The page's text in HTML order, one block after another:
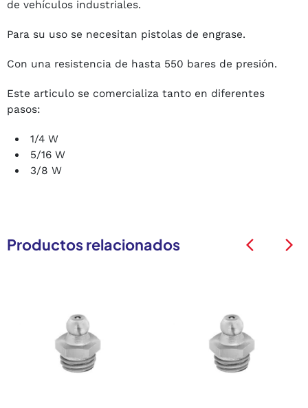
de vehículos industriales.
Para su uso se necesitan pistolas de engrase.
Con una resistencia de hasta 550 bares de presión.
Este articulo se comercializa tanto en diferentes
pasos:
1/4 W
5/16 W
3/8 W
Productos relacionados arrow_back_ios arrow_back_ios